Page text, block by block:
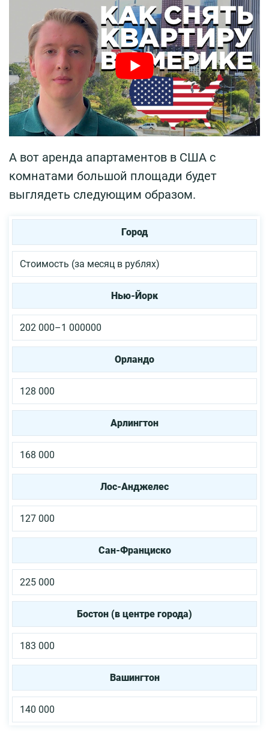
А вот аренда апартаментов в США с
комнатами большой площади будет
выглядеть следующим образом.
Город
Стоимость (за месяц в рублях)
Нью-Йорк
202 000–1 000000
Орландо
128 000
Арлингтон
168 000
Лос-Анджелес
127 000
Сан-Франциско
225 000
Бостон (в центре города)
183 000
Вашингтон
140 000